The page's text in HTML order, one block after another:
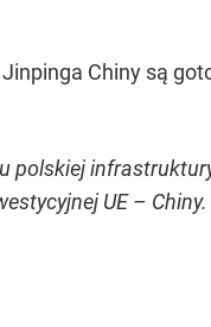
Chiny są
polskiej
UE –